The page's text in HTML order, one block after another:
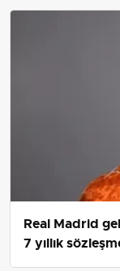
Real Madrid
7 yıllık